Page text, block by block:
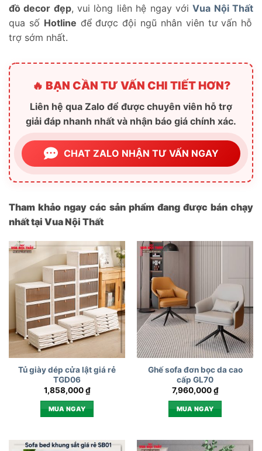
đồ decor đẹp, vui lòng liên hệ ngay vớiVua Nội Thất
qua số Hotline để được đội ngũ nhân viên tư vấn hỗ
trợ sớm nhất.
🔥 BẠN CẦN TƯ VẤN CHI TIẾT HƠN?
Liên hệ qua Zalo để được chuyên viên hỗ trợ
giải đáp nhanh nhất và nhận báo giá chính xác.
CHAT ZALO NHẬN TƯ VẤN NGAY
Tham khảo ngay các sản phẩm đang được bán chạy
nhất tại Vua Nội Thất
Tủ giày dép cửa lật giá rẻ
TGD06
1,858,000₫
MUA NGAY
Ghế sofa đơn bọc da cao
cấp GL70
7,960,000₫
MUA NGAY